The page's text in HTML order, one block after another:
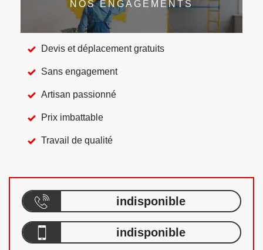
NOS ENGAGEMENTS
Devis et déplacement gratuits
Sans engagement
Artisan passionné
Prix imbattable
Travail de qualité
indisponible
indisponible